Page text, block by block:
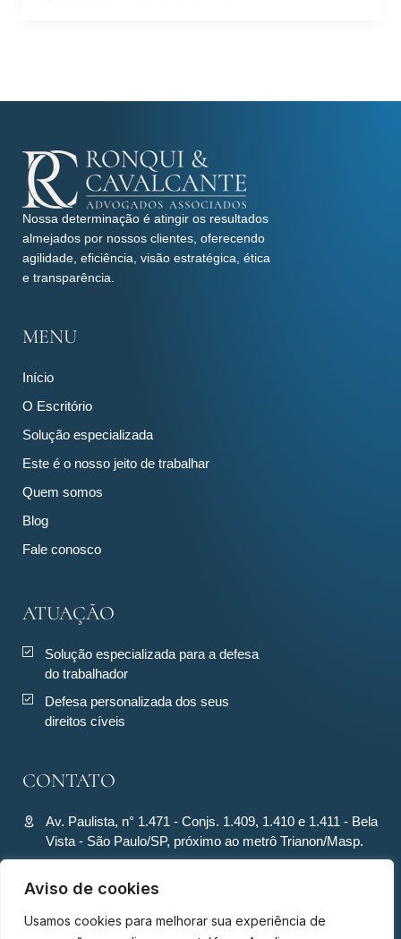
Aviso de cookies
Usamos cookies para melhorar sua experiência de
Nossa determinação é atingir os resultados
almejados por nossos clientes, oferecendo
agilidade, eficiência, visão estratégica, ética
e transparência.
MENU
Início
O Escritório
Solução especializada
Este é o nosso jeito de trabalhar
Quem somos
Blog
Fale conosco
ATUAÇÃO
Solução especializada para a defesa
do trabalhador
Defesa personalizada dos seus
direitos cíveis
CONTATO
Av. Paulista, n° 1.471 - Conjs. 1.409, 1.410 e 1.411 - Bela
Vista - São Paulo/SP, próximo ao metrô Trianon/Masp.
(11) 94280-4701